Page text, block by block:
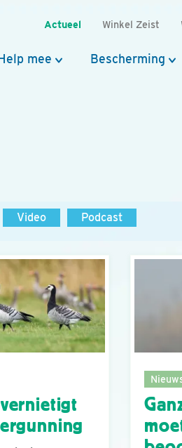
Actueel Winkel Zeist
mee Bescherming
Video Podcast